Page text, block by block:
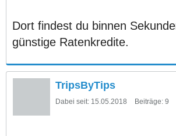
Dort findest du binnen
günstige Ratenkredite.
TripsByTips
Dabei seit: 15.05.2018 Beiträge: 9